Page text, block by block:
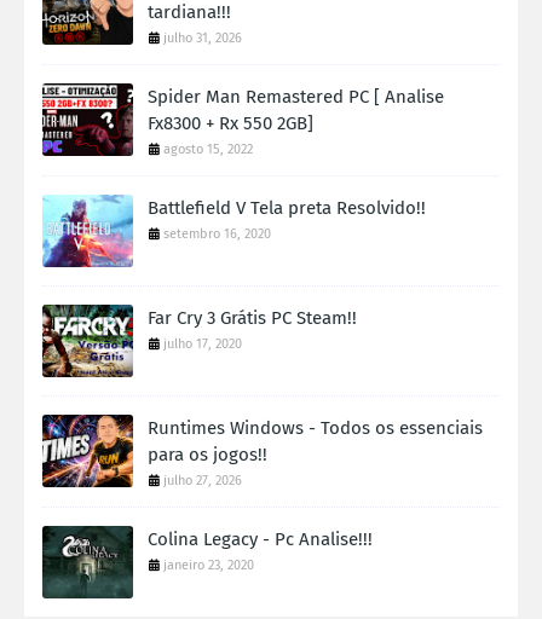
tardiana!!!
julho 31, 2026
Spider Man Remastered PC [ Analise
Fx8300 + Rx 550 2GB]
agosto 15, 2022
Battlefield V Tela preta Resolvido!!
setembro 16, 2020
Far Cry 3 Grátis PC Steam!!
julho 17, 2020
Runtimes Windows - Todos os essenciais
para os jogos!!
julho 27, 2026
Colina Legacy - Pc Analise!!!
janeiro 23, 2020